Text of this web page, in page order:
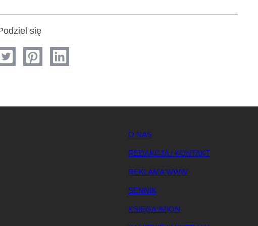
się
O NAS
REDAKCJA / KONTAKT
REKLAMA WWW
SENNIK
KSIĘGA IMION